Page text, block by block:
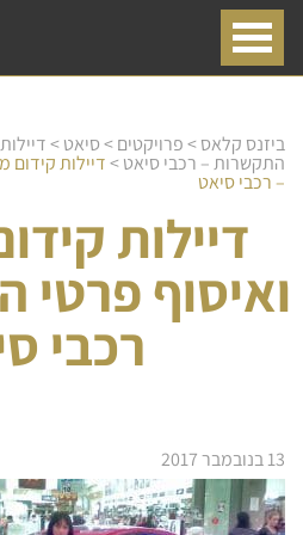
ביזנס קלאס>פרויקטים>סיאט>
התקשרות – רכבי סיאט>דיילות קידום
– רכבי סיאט
דיילות
ואיסוף
רכבי
13 בנובמבר 2017